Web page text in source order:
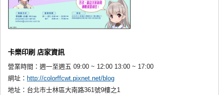
卡樂印刷 店家資訊
營業時間： 週一至週五 09:00 ~ 12:00 13:00 ~ 17:00
網址： http://colorffcwt.pixnet.net/blog
地址： 台北市士林區大南路361號9樓之1